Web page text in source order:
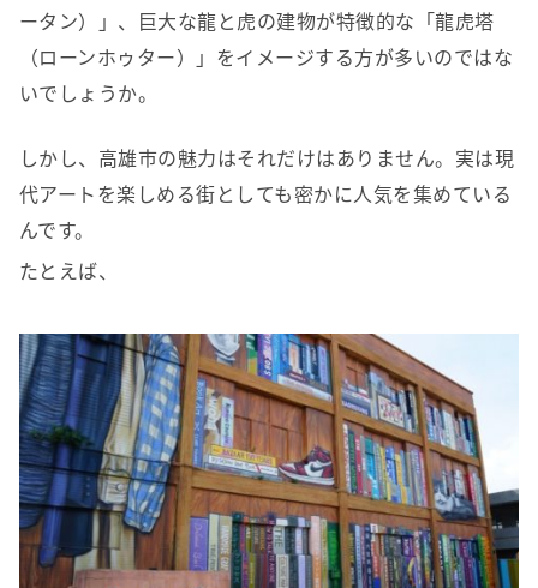
ータン）」、巨大な龍と虎の建物が特徴的な「龍虎塔
（ローンホゥター）」をイメージする方が多いのではな
いでしょうか。
しかし、高雄市の魅力はそれだけはありません。実は現
代アートを楽しめる街としても密かに人気を集めている
んです。
たとえば、